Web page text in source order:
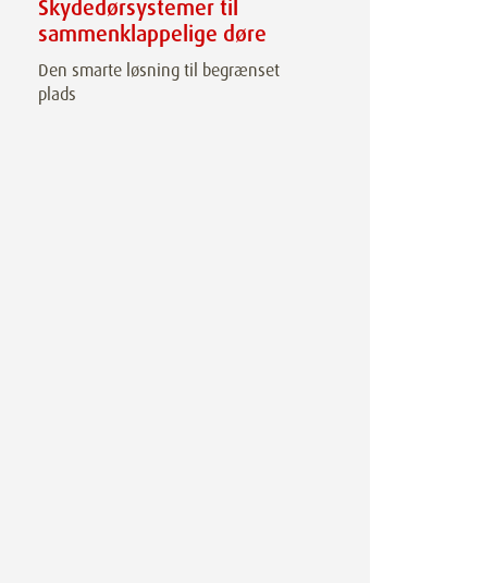
Skydedørsystemer til
sammenklappelige døre
Den smarte løsning til begrænset
plads